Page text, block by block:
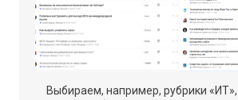
Выбираем, например, рубрики